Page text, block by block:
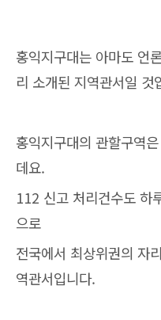
홍익지구대는 아마도 언
리 소개된 지역관서일 것
홍익지구대의 관할구역
데요.
112 신고 처리건수도
으로
전국에서 최상위권의 자
역관서입니다.